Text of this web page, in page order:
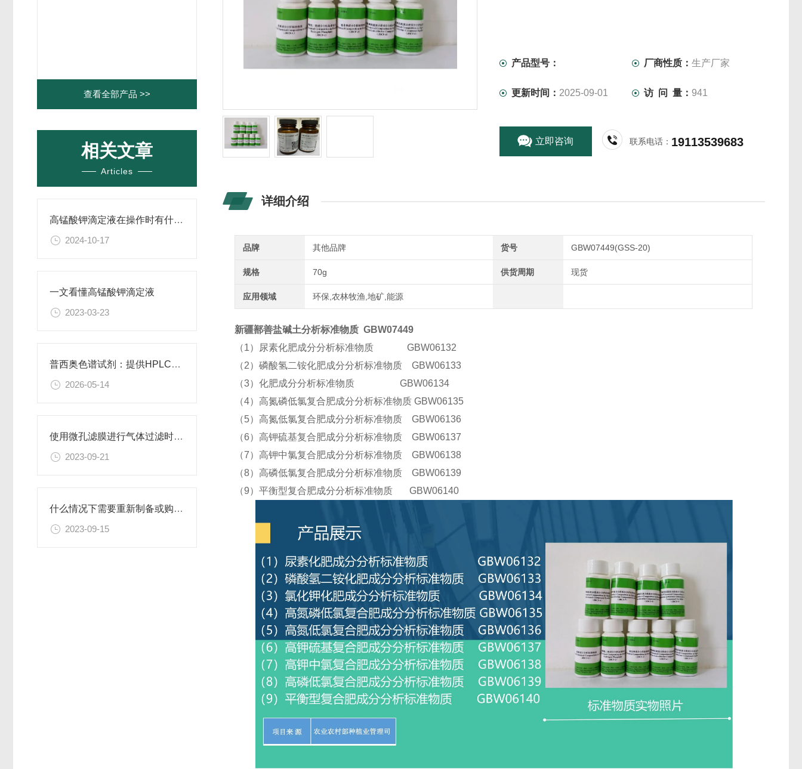
查看全部产品 >>
相关文章
Articles
高锰酸钾滴定液在操作时有什么要领可言呢？
2024-10-17
一文看懂高锰酸钾滴定液
2023-03-23
普西奥色谱试剂：提供HPLC级、LC-MS级等多种规格色谱试剂
2026-05-14
使用微孔滤膜进行气体过滤时，有哪些注意事项和常见问题需要关注？
2023-09-21
什么情况下需要重新制备或购置新的乙二胺四乙酸二钠滴定溶液标准物质？
2023-09-15
产品型号： 厂商性质：生产厂家
更新时间： 2025-09-01 访 问 量： 941
立即咨询 联系电话： 19113539683
详细介绍
品牌 其他品牌 货号 GBW07449(GSS-20)
规格 70g 供货周期 现货
应用领域 环保,农林牧渔,地矿,能源
新疆鄯善盐碱土分析标准物质 GBW07449
（1）尿素化肥成分分析标准物质 GBW06132
（2）磷酸氢二铵化肥成分分析标准物质 GBW06133
（3）化肥成分分析标准物质 GBW06134
（4）高氮磷低氯复合肥成分分析标准物质 GBW06135
（5）高氮低氯复合肥成分分析标准物质 GBW06136
（6）高钾硫基复合肥成分分析标准物质 GBW06137
（7）高钾中氯复合肥成分分析标准物质 GBW06138
（8）高磷低氯复合肥成分分析标准物质 GBW06139
（9）平衡型复合肥成分分析标准物质 GBW06140